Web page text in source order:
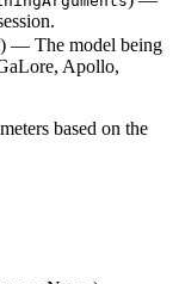
) — The model being
Apollo,
based on the